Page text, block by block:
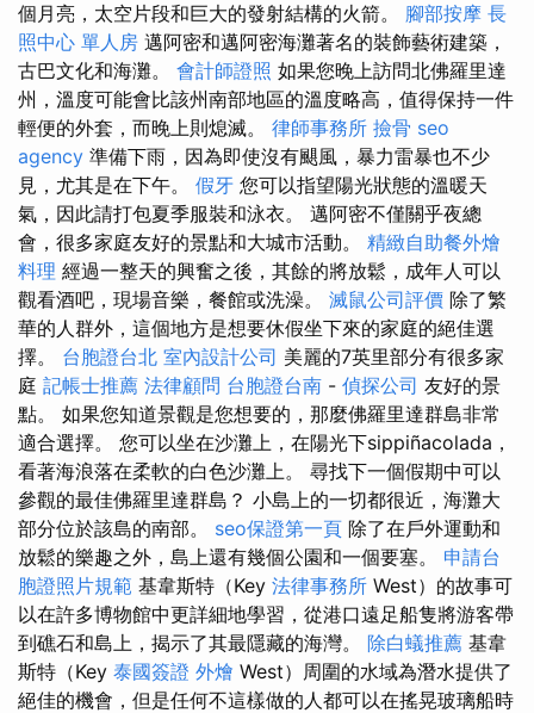
個月亮，太空片段和巨大的發射結構的火箭。 腳部按摩 長
照中心 單人房 邁阿密和邁阿密海灘著名的裝飾藝術建築，
古巴文化和海灘。 會計師證照 如果您晚上訪問北佛羅里達
州，溫度可能會比該州南部地區的溫度略高，值得保持一件
輕便的外套，而晚上則熄滅。 律師事務所 撿骨 seo
agency 準備下雨，因為即使沒有颶風，暴力雷暴也不少
見，尤其是在下午。 假牙 您可以指望陽光狀態的溫暖天
氣，因此請打包夏季服裝和泳衣。 邁阿密不僅關乎夜總
會，很多家庭友好的景點和大城市活動。 精緻自助餐外燴
料理 經過一整天的興奮之後，其餘的將放鬆，成年人可以
觀看酒吧，現場音樂，餐館或洗澡。 滅鼠公司評價 除了繁
華的人群外，這個地方是想要休假坐下來的家庭的絕佳選
擇。 台胞證台北 室內設計公司 美麗的7英里部分有很多家
庭 記帳士推薦 法律顧問 台胞證台南 - 偵探公司 友好的景
點。 如果您知道景觀是您想要的，那麼佛羅里達群島非常
適合選擇。 您可以坐在沙灘上，在陽光下sippiñacolada，
看著海浪落在柔軟的白色沙灘上。 尋找下一個假期中可以
參觀的最佳佛羅里達群島？ 小島上的一切都很近，海灘大
部分位於該島的南部。 seo保證第一頁 除了在戶外運動和
放鬆的樂趣之外，島上還有幾個公園和一個要塞。 申請台
胞證照片規範 基韋斯特（Key 法律事務所 West）的故事可
以在許多博物館中更詳細地學習，從港口遠足船隻將游客帶
到礁石和島上，揭示了其最隱藏的海灣。 除白蟻推薦 基韋
斯特（Key 泰國簽證 外燴 West）周圍的水域為潛水提供了
絕佳的機會，但是任何不這樣做的人都可以在搖晃玻璃船時